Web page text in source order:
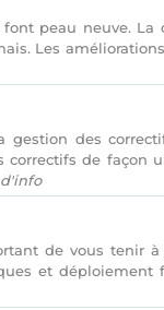
peau neuve.
Les
gestion des
correctifs de façon
de vous tenir
et déploiement